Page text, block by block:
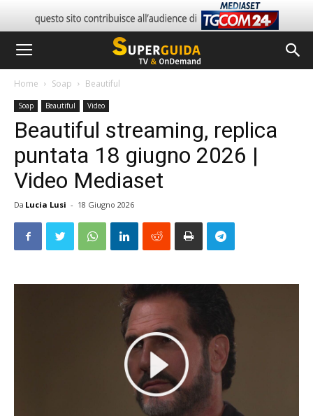
Home Soap Beautiful
Soap Beautiful Video
Beautiful streaming, replica
puntata 18 giugno 2026 |
Video Mediaset
Da Lucia Lusi - 18 Giugno 2026